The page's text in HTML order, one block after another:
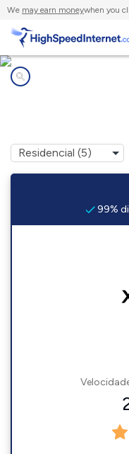
We may earn moneywhen you
99%